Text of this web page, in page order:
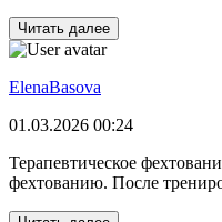
Читать далее
ElenaBasova
01.03.2026 00:24
Терапевтическое
фехтованию. После